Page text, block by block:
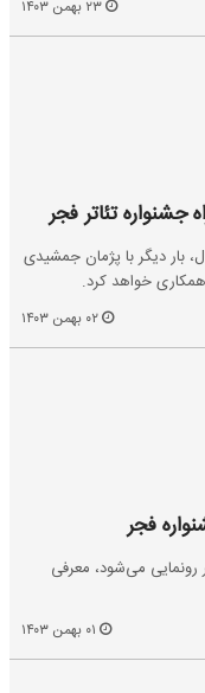
تئاتر فجر
پشت‌کوهی، کارگردان تئاتر، پس از ۱۰ سال، بار دیگر با پژمان جمشیدی
خواهد کرد.
فجر
رونمایی می‌شود، معرفی